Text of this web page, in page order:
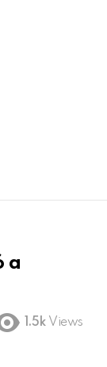
a
1.5k Views